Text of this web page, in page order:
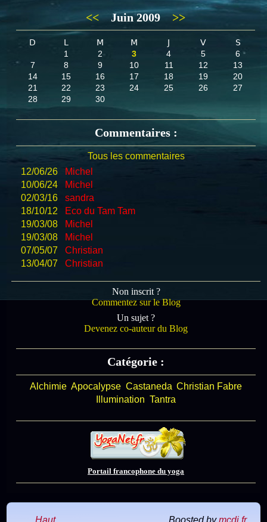
<< Juin 2009 >>
D L M M J V
S
1
2 3 4 5
6
7
8 9 10 11 12
13
14
15 16 17 18 19
20
21
22 23 24 25 26
27
28
29 30
Commentaires :
Tous les commentaires
12/06/26
Michel
10/06/24
Michel
02/03/16
sandra
18/10/12
Eco du Tam Tam
19/03/08
Michel
19/03/08
Michel
07/05/07
Christian
13/04/07
Christian
Non inscrit ?
Commentez sur le Blog
Un sujet ?
Devenez co-auteur du Blog
Catégorie :
Alchimie Apocalypse Castaneda Christian Fabre
Illumination Tantra
Portail francophone du yoga